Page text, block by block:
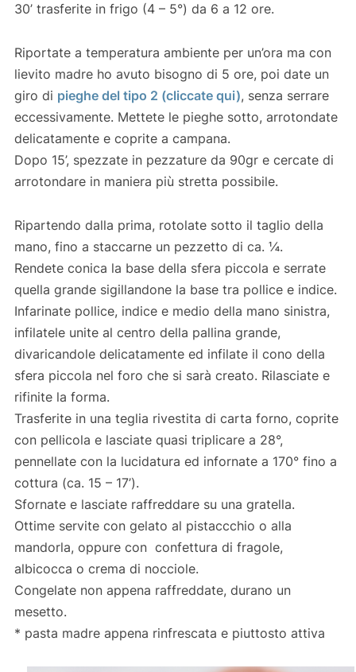
30’ trasferite in frigo (4 – 5°) da 6 a 12 ore.
Riportate a temperatura ambiente per un’ora ma con
lievito madre ho avuto bisogno di 5 ore, poi date un
giro di pieghe del tipo 2 (cliccate qui), senza serrare
eccessivamente. Mettete le pieghe sotto, arrotondate
delicatamente e coprite a campana.
Dopo 15’, spezzate in pezzature da 90gr e cercate di
arrotondare in maniera più stretta possibile.
Ripartendo dalla prima, rotolate sotto il taglio della
mano, fino a staccarne un pezzetto di ca. ¼.
Rendete conica la base della sfera piccola e serrate
quella grande sigillandone la base tra pollice e indice.
Infarinate pollice, indice e medio della mano sinistra,
infilatele unite al centro della pallina grande,
divaricandole delicatamente ed infilate il cono della
sfera piccola nel foro che si sarà creato. Rilasciate e
rifinite la forma.
Trasferite in una teglia rivestita di carta forno, coprite
con pellicola e lasciate quasi triplicare a 28°,
pennellate con la lucidatura ed infornate a 170° fino a
cottura (ca. 15 – 17’).
Sfornate e lasciate raffreddare su una gratella.
Ottime servite con gelato al pistaccchio o alla
mandorla, oppure con confettura di fragole,
albicocca o crema di nocciole.
Congelate non appena raffreddate, durano un
mesetto.
* pasta madre appena rinfrescata e piuttosto attiva